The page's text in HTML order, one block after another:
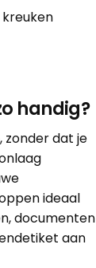
handig?
zonder dat je
ideaal
documenten
aan